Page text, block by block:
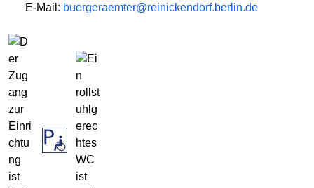
E-Mail: buergeraemter@reinickendorf.berlin.de